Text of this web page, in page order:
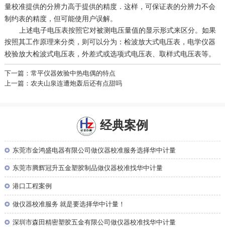
量校准提供的分辨力高于提供的精度．这样，可保证表的分辨力不会
制约表的精度，但可能使用户误解。
上述电子电压表按照它对被测电压量值的显示形式来区分。如果
按照其工作原理来分类，则可以分为：检波放大式电压表， 电学仪器
校验放大检波式电压表，外差式或选项式电压表、取样式电压表等。
下一篇：常平仪器效验中热电偶的特点
上一篇：农夫山泉连遭炮轰后还有点甜吗
经典案例
◎ 东莞市金鸿盛电器有限公司做仪器校准服务选择华中计量
◎ 东莞市腾辉冠升五金塑胶制品做仪器校准找华中计量
◎ 港口工程案例
◎ 做仪器校准服务 就是要选择华中计量！
◎ 深圳市森田精密塑胶五金有限公司做仪器校准找华中计量